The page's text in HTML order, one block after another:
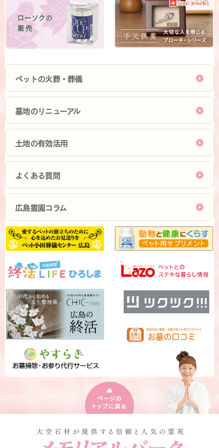
ペットの火葬・葬儀
墓地のリニューアル
土地の有効活用
よくある質問
広島霊園コラム